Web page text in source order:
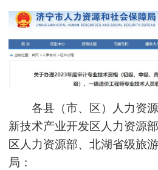
各县（市、区）人力资
新技术产业开发区人力资源
区人力资源部、北湖省级旅
局：